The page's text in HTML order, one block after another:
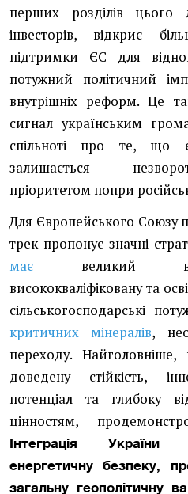
перших розділів цього
інвесторів, відкриє
підтримки ЄС для
потужний політичний
внутрішніх реформ. Це
сигнал українським
спільноті про те, що
залишається
пріоритетом попри
Для Європейського Союзу
трек пропонує значні
має великий
висококваліфіковану та
сільськогосподарські
критичних мінералів,
переходу.
доведену стійкість,
потенціал та глибоку
цінностям,
Інтеграція України
енергетичну безпеку,
загальну геополітичну